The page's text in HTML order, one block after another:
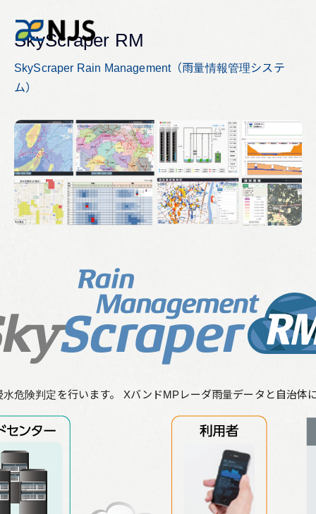
SkyScraper RM
SkyScraper Rain Management（雨量情報管理システ
ム）
定を行います。 XバンドMPレーダ雨量データと自
Services
Company
Investors
リーフレット集
協力会社向けサイト
アルムナイ組織 Oliveの会
サイト利用規定